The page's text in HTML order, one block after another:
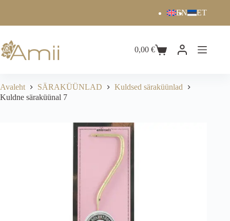
EN ET
0,00€
Avaleht SÄRAKÜÜNLAD
Kuldsed säraküünlad
Kuldne säraküünal 7